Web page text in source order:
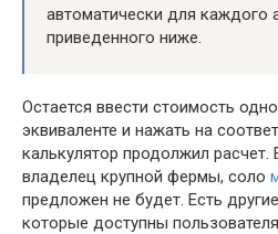
автоматически для каждого
приведенного ниже.
Остается ввести стоимость
эквиваленте и нажать на
калькулятор продолжил расчет.
владелец крупной фермы, соло
предложен не будет. Есть
которые доступны